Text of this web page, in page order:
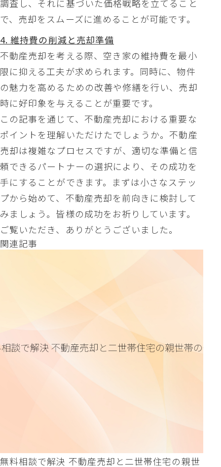
調査し、それに基づいた価格戦略を立てること
で、売却をスムーズに進めることが可能です。
4. 維持費の削減と売却準備
不動産売却を考える際、空き家の維持費を最小
限に抑える工夫が求められます。同時に、物件
の魅力を高めるための改善や修繕を行い、売却
時に好印象を与えることが重要です。
この記事を通じて、不動産売却における重要な
ポイントを理解いただけたでしょうか。不動産
売却は複雑なプロセスですが、適切な準備と信
頼できるパートナーの選択により、その成功を
手にすることができます。まずは小さなステッ
プから始めて、不動産売却を前向きに検討して
みましょう。皆様の成功をお祈りしています。
ご覧いただき、ありがとうございました。
関連記事
無料相談で解決 不動産売却と二世帯住宅の親世